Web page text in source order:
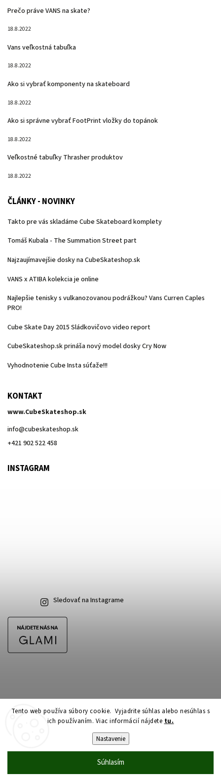
Tento web používa súbory cookie. Vyjadrite súhlas alebo nesúhlas s
ich používaním. Viac informácií nájdete tu.
Nastavenie
Súhlasím
Prečo práve VANS na skate?
18.8.2022
Vans veľkostná tabuľka
18.8.2022
Ako si vybrať komponenty na skateboard
18.8.2022
Ako si správne vybrať FootPrint vložky do topánok
18.8.2022
Veľkostné tabuľky Thrasher produktov
18.8.2022
ČLÁNKY - NOVINKY
Takto pre vás skladáme Cube Skateboard komplety
Tomáš Kubala - The Summation Street part
Najzaujímavejšie dosky na CubeSkateshop.sk
VANS x ATIBA kolekcia je online
Najlepšie tenisky s vulkanozovanou podrážkou? Vans Curren Caples
PRO!
Cube Skate Day 2015 Sládkovičovo video report
CubeSkateshop.sk prináša nový model dosky Cry Now
Vyhodnotenie Cube Insta súťaže!!!
KONTAKT
www.CubeSkateshop.sk
info@cubeskateshop.sk
+421 902 522 458
INSTAGRAM
Sledovať na Instagrame
Copyright 2026CubeSkateshop.sk. Všetky práva vyhradené.
Upraviť nastavenie cookies
Shoptet| Design